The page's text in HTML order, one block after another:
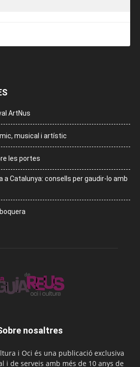
ArtNus
musical i artístic
les portes
a Catalunya: consells per gaudir-lo amb
nosaltres
i Oci és una publicació exclusiva
i de serveis amb més de 10 anys de